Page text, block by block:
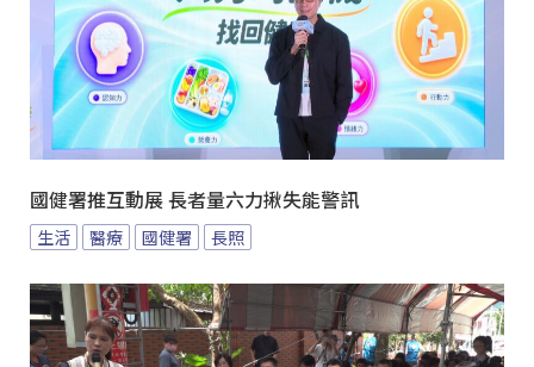
國健署推互動展 長者量六力揪失能警訊
生活 醫療 國健署 長照